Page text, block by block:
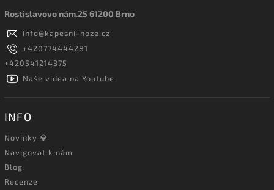
Rostislavovo nám.25 61200 Brno
info@kapesni-noze.cz
+420774444281
+420541214375
Naše videa na Youtube
INFO
Novinky 💎
Navigovat k nám
Blog
Recenze